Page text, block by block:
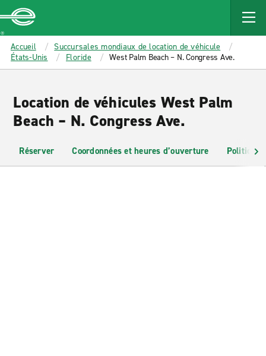
MAIN
CONTENT
Enterprise
Accueil
Succursales mondiaux de location de véhicule
États-Unis
Floride West Palm Beach – N. Congress Ave.
Location de véhicules West Palm
Beach – N. Congress Ave.
Réserver Coordonnées et heures d’ouverture Politiques